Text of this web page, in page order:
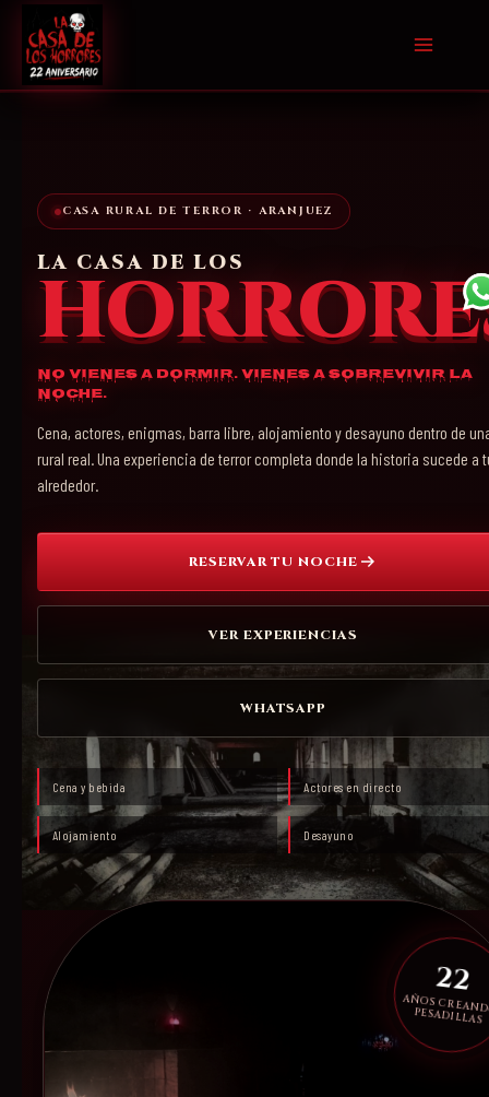
contenido
CASA RURAL DE TERROR · ARANJUEZ
LA CASA DE LOS
No vienes a dormir. Vienes a sobrevivir la
noche.
Cena, actores, enigmas, barra libre, alojamiento y desayuno dentro de
rural real. Una experiencia de terror completa donde la historia sucede a
alrededor.
RESERVAR TU NOCHE
VER EXPERIENCIAS
WHATSAPP
Cena y bebida Actores en directo
Alojamiento Desayuno
22
AÑOS
PESADILLAS